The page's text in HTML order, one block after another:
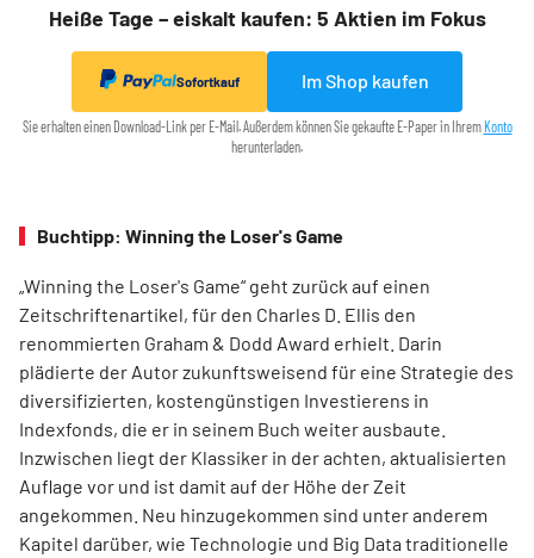
Heiße Tage – eiskalt kaufen: 5 Aktien im Fokus
Sofortkauf Im Shop kaufen
Sie erhalten einen Download-Link per E-Mail. Außerdem können Sie gekaufte E-Paper in IhremKonto
herunterladen.
Buchtipp: Winning the Loser's Game
„Winning the Loser's Game“ geht zurück auf einen
Zeitschriftenartikel, für den Charles D. Ellis den
renommierten Graham & Dodd Award erhielt. Darin
plädierte der Autor zukunftsweisend für eine Strategie des
diversifizierten, kostengünstigen Investierens in
Indexfonds, die er in seinem Buch weiter ausbaute.
Inzwischen liegt der Klassiker in der achten, aktualisierten
Auflage vor und ist damit auf der Höhe der Zeit
angekommen. Neu hinzugekommen sind unter anderem
Kapitel darüber, wie Technologie und Big Data traditionelle